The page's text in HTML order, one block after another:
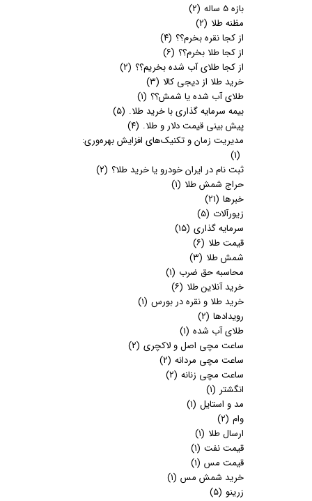
بازه 5 ساله
(۲)
مظنه طلا (۲)
از کجا نقره بخرم؟؟ (۴)
از کجا طلا بخرم؟؟ (۶)
از کجا طلای آب شده بخریم؟؟ (۲)
خرید طلا از دیجی کالا (۳)
طلای آب شده یا شمش؟؟ (۱)
بیمه سرمایه گذاری با خرید طلا. (۵)
پیش بینی قیمت دلار و طلا. (۴)
مدیریت زمان و تکنیک‌های افزایش بهره‌وری:
(۱)
ثبت نام در ایران خودرو یا خرید طلا؟ (۲)
حراج شمش طلا (۱)
خبرها (۲۱)
زیورآلات (۵)
سرمایه گذاری (۱۵)
قیمت طلا (۶)
شمش طلا (۳)
محاسبه حق ضرب (۱)
خرید آنلاین طلا (۶)
خرید طلا و نقره در بورس (۱)
رویدادها (۲)
طلای آب شده (۱)
ساعت مچی اصل و لاکچری (۲)
ساعت مچی مردانه (۲)
ساعت مچی زنانه (۲)
انگشتر (۱)
مد و استایل (۱)
وام (۲)
ارسال طلا (۱)
قیمت نفت (۱)
قیمت مس (۱)
خرید شمش مس (۱)
زرینو (۵)